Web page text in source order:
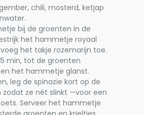
chili, mosterd, ketjap
bij de groenten in de
het hammetje royaal
het takje rozemarijn toe.
min, tot de groenten
het hammetje glanst.
leg de spinazie kort op de
ze nét slinkt —voor een
Serveer het hammetje